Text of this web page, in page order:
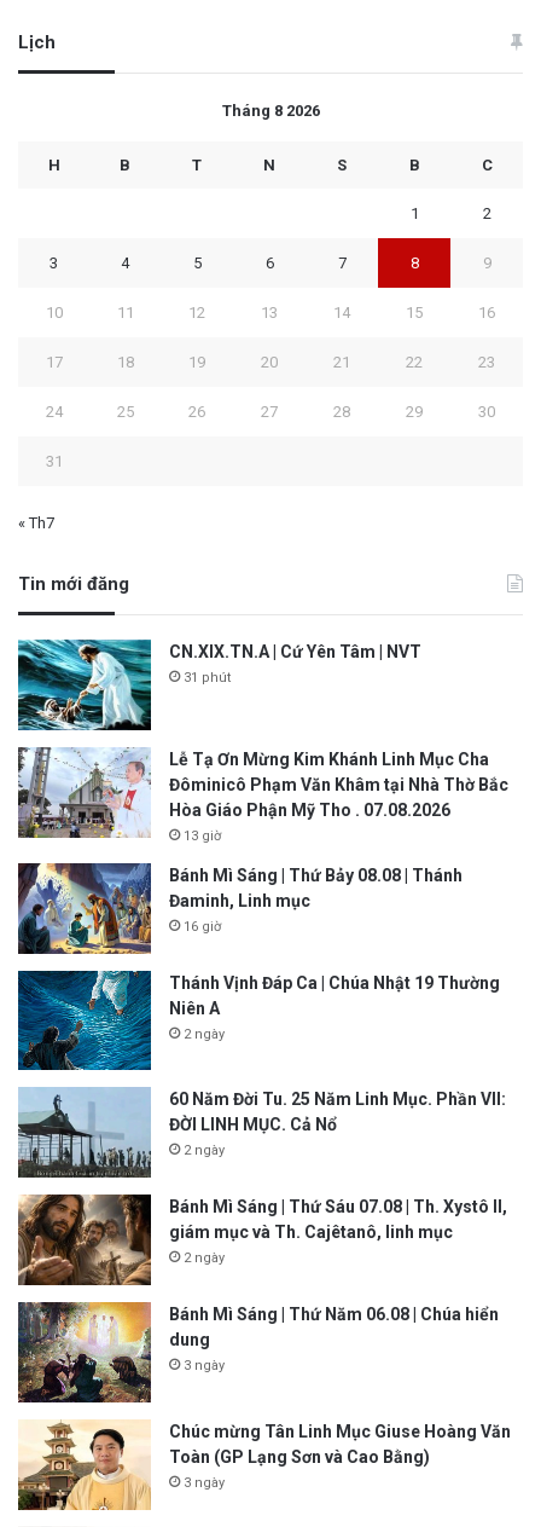
Lịch
Tháng 8 2026
H B T N S B C
1 2
3 4 5 6 7 8 9
10 11 12 13 14 15 16
17 18 19 20 21 22 23
24 25 26 27 28 29 30
31
« Th7
Tin mới đăng
CN.XIX.TN.A | Cứ Yên Tâm | NVT
31 phút
Lễ Tạ Ơn Mừng Kim Khánh Linh Mục Cha
Đôminicô Phạm Văn Khâm tại Nhà Thờ Bắc
Hòa Giáo Phận Mỹ Tho . 07.08.2026
13 giờ
Bánh Mì Sáng | Thứ Bảy 08.08 | Thánh
Đaminh, Linh mục
16 giờ
Thánh Vịnh Đáp Ca | Chúa Nhật 19 Thường
Niên A
2 ngày
60 Năm Đời Tu. 25 Năm Linh Mục. Phần VII:
ĐỜI LINH MỤC. Cả Nổ
2 ngày
Bánh Mì Sáng | Thứ Sáu 07.08 | Th. Xystô II,
giám mục và Th. Cajêtanô, linh mục
2 ngày
Bánh Mì Sáng | Thứ Năm 06.08 | Chúa hiển
dung
3 ngày
Chúc mừng Tân Linh Mục Giuse Hoàng Văn
Toàn (GP Lạng Sơn và Cao Bằng)
3 ngày